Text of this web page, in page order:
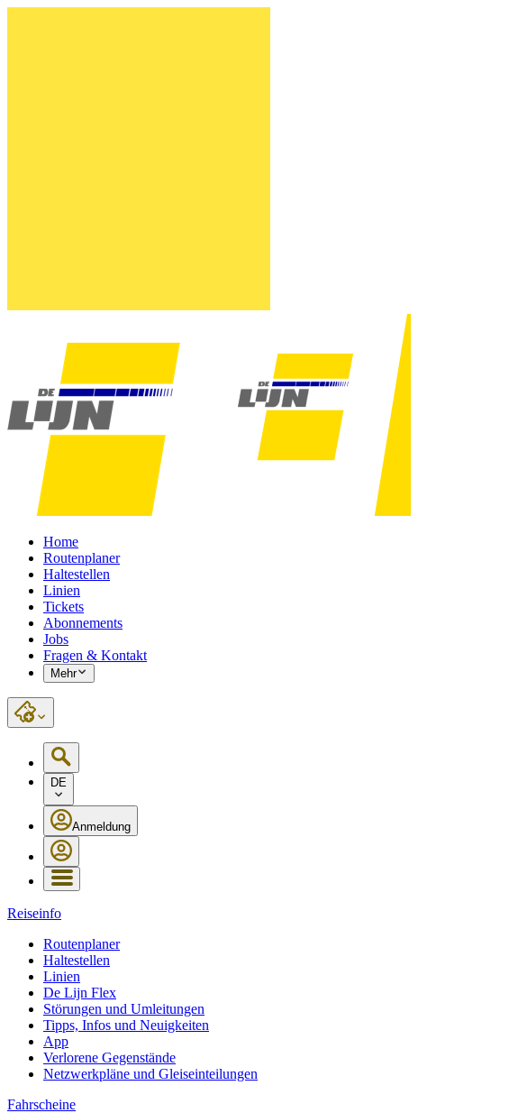
Home
Routenplaner
Haltestellen
Linien
Tickets
Abonnements
Jobs
Fragen & Kontakt
Mehr
DE
Anmeldung
Reiseinfo
Routenplaner
Haltestellen
Linien
De Lijn Flex
Störungen und Umleitungen
Tipps, Infos und Neuigkeiten
App
Verlorene Gegenstände
Netzwerkpläne und Gleiseinteilungen
Fahrscheine